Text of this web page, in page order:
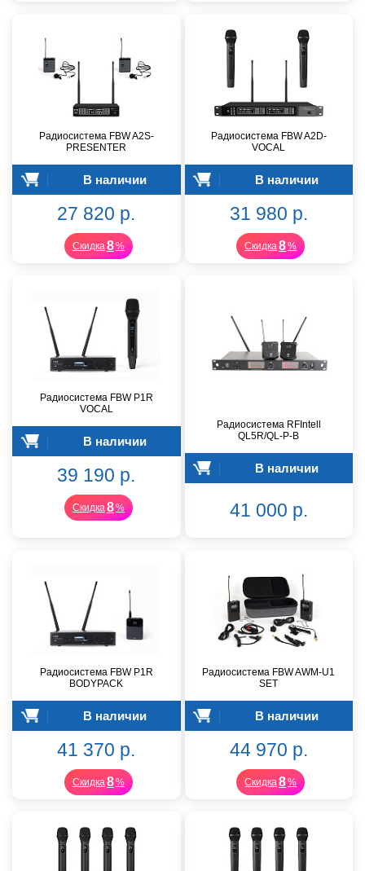
Радиосистема FBW A2S-
PRESENTER
В наличии
27 820 р.
Скидка 8%
Радиосистема FBW A2D-
VOCAL
В наличии
31 980 р.
Скидка 8%
Радиосистема FBW P1R
VOCAL
В наличии
39 190 р.
Скидка 8%
Радиосистема RFIntell
QL5R/QL-P-B
В наличии
41 000 р.
Радиосистема FBW P1R
BODYPACK
В наличии
41 370 р.
Скидка 8%
Радиосистема FBW AWM-U1
SET
В наличии
44 970 р.
Скидка 8%